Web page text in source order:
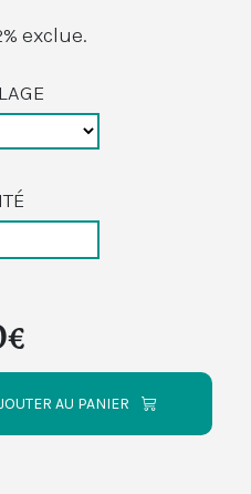
exclue.
AU PANIER